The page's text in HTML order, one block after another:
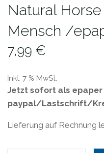
Natural
Mensch /
7,99 €
Inkl. 7 % MwSt.
Jetzt sofort als
paypal/Lastschrift/
Lieferung auf Rechnung